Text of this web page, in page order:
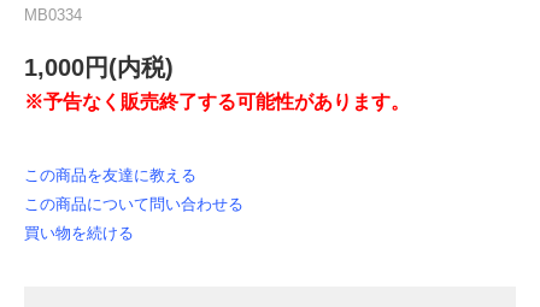
MB0334
1,000円(内税)
※予告なく販売終了する可能性があります。
この商品を友達に教える
この商品について問い合わせる
買い物を続ける